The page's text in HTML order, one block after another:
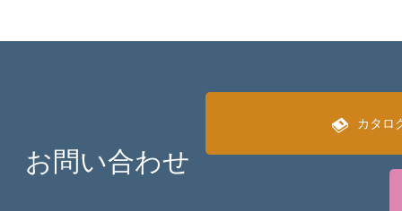
お問い合わせ
カタロ